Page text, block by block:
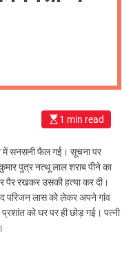
1 min read
में सनसनी फैल गई। सूचना पर
पुत्र नत्थू लाल शराब पीने का
पैर रखकर उसकी हत्या कर दी।
परिजन लास को लेकर अपने गांव
को घर पर ही छोड़ गई। पत्नी